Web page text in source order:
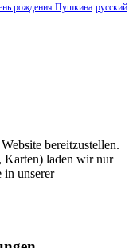
рождения Пушкина русский
bereitzustellen.
Karten) laden wir nur
unserer